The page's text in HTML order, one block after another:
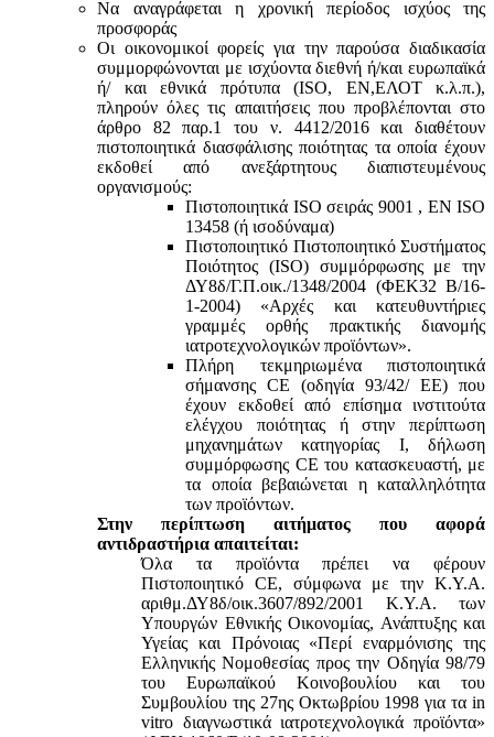
Να αναγράφεται η χρονική περίοδος ισχύος της
προσφοράς
Οι οικονομικοί φορείς για την παρούσα διαδικασία
συμμορφώνονται με ισχύοντα διεθνή ή/και ευρωπαϊκά
ή/ και εθνικά πρότυπα (ISO, ΕΝ,ΕΛΟΤ κ.λ.π.),
πληρούν όλες τις απαιτήσεις που προβλέπονται στο
άρθρο 82 παρ.1 του ν. 4412/2016 και διαθέτουν
πιστοποιητικά διασφάλισης ποιότητας τα οποία έχουν
εκδοθεί από ανεξάρτητους διαπιστευμένους
οργανισμούς:
Πιστοποιητικά ISO σειράς 9001 , ΕΝ ISO
13458 (ή ισοδύναμα)
Πιστοποιητικό Πιστοποιητικό Συστήματος
Ποιότητος (ISO) συμμόρφωσης με την
ΔΥ8δ/Γ.Π.οικ./1348/2004 (ΦΕΚ32 Β/16-
1-2004) «Αρχές και κατευθυντήριες
γραμμές ορθής πρακτικής διανομής
ιατροτεχνολογικών προϊόντων».
Πλήρη τεκμηριωμένα πιστοποιητικά
σήμανσης CE (οδηγία 93/42/ ΕΕ) που
έχουν εκδοθεί από επίσημα ινστιτούτα
ελέγχου ποιότητας ή στην περίπτωση
μηχανημάτων κατηγορίας Ι, δήλωση
συμμόρφωσης CE του κατασκευαστή, με
τα οποία βεβαιώνεται η καταλληλότητα
των προϊόντων.
Στην περίπτωση αιτήματος που αφορά
αντιδραστήρια απαιτείται:
Όλα τα προϊόντα πρέπει να φέρουν
Πιστοποιητικό CE, σύμφωνα με την Κ.Υ.Α.
αριθμ.ΔΥ8δ/οικ.3607/892/2001 Κ.Υ.Α. των
Υπουργών Εθνικής Οικονομίας, Ανάπτυξης και
Υγείας και Πρόνοιας «Περί εναρμόνισης της
Ελληνικής Νομοθεσίας προς την Οδηγία 98/79
του Ευρωπαϊκού Κοινοβουλίου και του
Συμβουλίου της 27ης Οκτωβρίου 1998 για τα in
vitro διαγνωστικά ιατροτεχνολογικά προϊόντα»